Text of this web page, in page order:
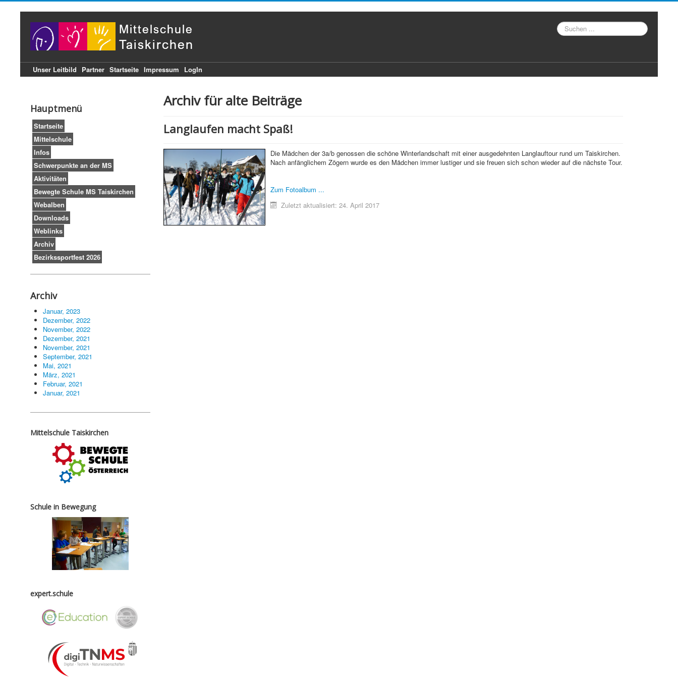
Suche
Unser Leitbild Partner Startseite Impressum LogIn
Hauptmenü
Startseite
Mittelschule
Infos
Schwerpunkte an der MS
Aktivitäten
Bewegte Schule MS Taiskirchen
Webalben
Downloads
Weblinks
Archiv
Bezirkssportfest 2026
Archiv
Januar, 2023
Dezember, 2022
November, 2022
Dezember, 2021
November, 2021
September, 2021
Mai, 2021
März, 2021
Februar, 2021
Januar, 2021
Mittelschule Taiskirchen
Schule in Bewegung
expert.schule
Archiv für alte Beiträge
Langlaufen macht Spaß!
Die Mädchen der 3a/b genossen die schöne Winterlandschaft mit einer ausgedehnten Langlauftour rund um Taiskirchen.
Nach anfänglichem Zögern wurde es den Mädchen immer lustiger und sie freuen sich schon wieder auf die nächste Tour.
Zum Fotoalbum ...
Zuletzt aktualisiert: 24. April 2017